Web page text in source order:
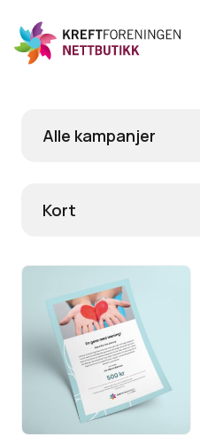
til
hovedinnhold
Alle kampanjer
Kort
Gi
gavekort
til
kreftsaken
Vis
produkt